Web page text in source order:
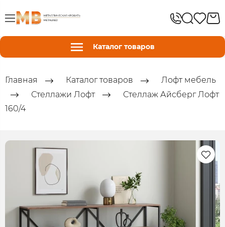
Каталог товаров
Главная Каталог товаров
Лофт мебель
Стеллажи Лофт
Стеллаж Айсберг Лофт
160/4